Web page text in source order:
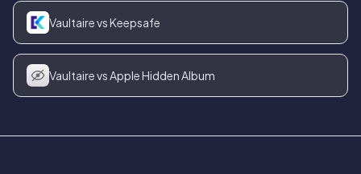
Vaultaire vs Keepsafe
Vaultaire vs Apple Hidden Album